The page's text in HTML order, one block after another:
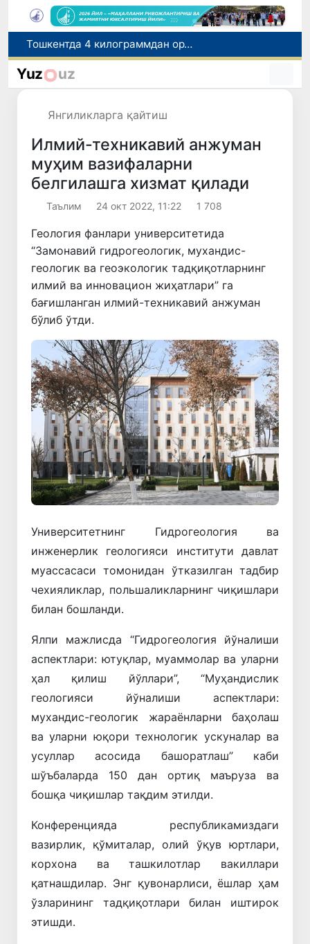
Ўқишини кўчириш бўйича рад этилган аризаларни 10 августга қадар таҳрирлаш мумкин
I ва II гуруҳ ногиронлиги бўлган фуқароларга пенсия проактив тарзда тайинланади
Yuz uz
Янгиликларга қайтиш
Илмий-техникавий анжуман
муҳим вазифаларни
белгилашга хизмат қилади
Таълим 24 окт 2022, 11:22 1 708
Геология фанлари университетида
“Замонавий гидрогеологик, мухандис-
геологик ва геоэкологик тадқиқотларнинг
илмий ва инновацион жиҳатлари” га
бағишланган илмий-техникавий анжуман
бўлиб ўтди.
Университетнинг Гидрогеология ва
инженерлик геологияси институти давлат
муассасаси томонидан ўтказилган тадбир
чехияликлар, польшаликларнинг чиқишлари
билан бошланди.
Ялпи мажлисда “Гидрогеология йўналиши
аспектлари: ютуқлар, муаммолар ва уларни
ҳал қилиш йўллари”, “Муҳандислик
геологияси йўналиши аспектлари:
мухандис-геологик жараёнларни баҳолаш
ва уларни юқори технологик ускуналар ва
усуллар асосида башоратлаш” каби
шўъбаларда 150 дан ортиқ маъруза ва
бошқа чиқишлар тақдим этилди.
Конференцияда республикамиздаги
вазирлик, қўмиталар, олий ўқув юртлари,
корхона ва ташкилотлар вакиллари
қатнашдилар. Энг қувонарлиси, ёшлар ҳам
ўзларининг тадқиқотлари билан иштирок
этишди.